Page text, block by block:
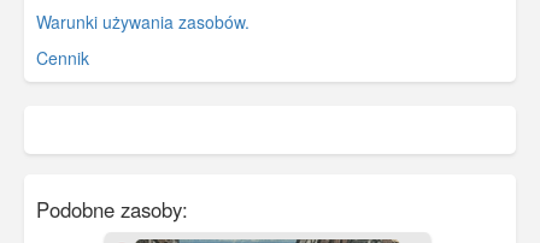
Warunki używania zasobów.
Cennik
Podobne zasoby: